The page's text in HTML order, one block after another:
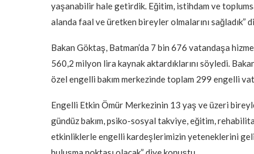
yaşanabilir hale getirdik. Eğitim, istihdam ve
alanda faal ve üretken bireyler olmalarını sağladık”
Bakan Göktaş, Batman’da 7 bin 676 vatandaşa
560,2 milyon lira kaynak aktardıklarını söyledi.
özel engelli bakım merkezinde toplam 299 engelli
Engelli Etkin Ömür Merkezinin 13 yaş ve üzeri
gündüz bakım, psiko-sosyal takviye, eğitim,
etkinliklerle engelli kardeşlerimizin yeteneklerini